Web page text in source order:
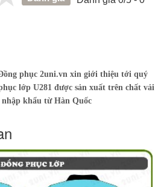
phục 2uni.vn xin giới thiệu tới quý
lớp U281 được sản xuất trên chất vải
nhập khẩu từ Hàn Quốc